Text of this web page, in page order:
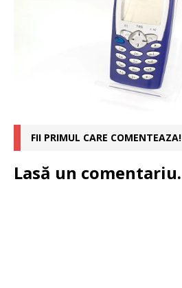
FII PRIMUL CARE COMENTEAZA!
Lasă un comentariu.